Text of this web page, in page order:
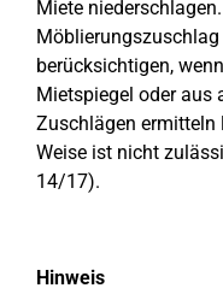
Miete
berücksichtigen,
Mietspiegel oder aus
Zuschlägen ermitteln
Weise ist nicht
14/17).
Hinweis